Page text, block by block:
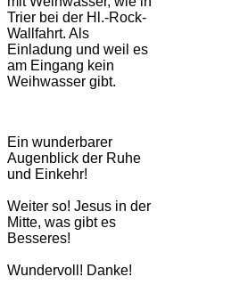
Trier bei der Hl.-Rock-
Wallfahrt. Als
Einladung und weil es
am Eingang kein
Weihwasser gibt.
Ein wunderbarer
Augenblick der Ruhe
und Einkehr!
Weiter so! Jesus in der
Mitte, was gibt es
Besseres!
Wundervoll! Danke!